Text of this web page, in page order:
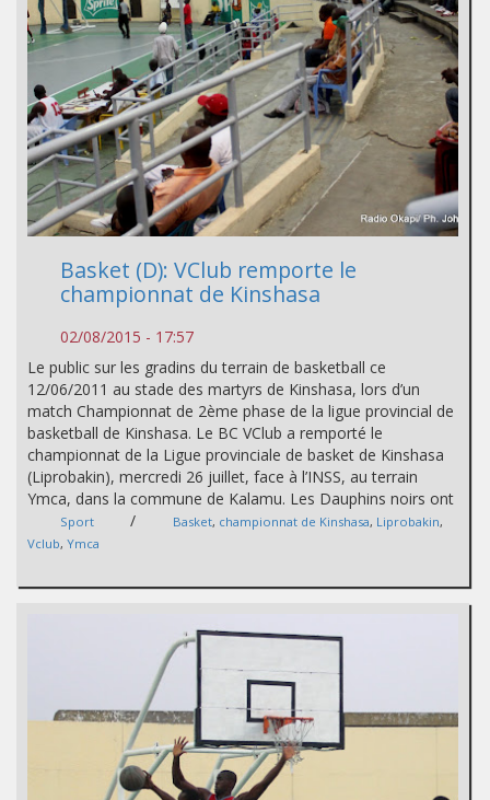
Basket (D): VClub remporte le
championnat de Kinshasa
02/08/2015 - 17:57
Le public sur les gradins du terrain de basketball ce
12/06/2011 au stade des martyrs de Kinshasa, lors d’un
match Championnat de 2ème phase de la ligue provincial de
basketball de Kinshasa. Le BC VClub a remporté le
championnat de la Ligue provinciale de basket de Kinshasa
(Liprobakin), mercredi 26 juillet, face à l’INSS, au terrain
Ymca, dans la commune de Kalamu. Les Dauphins noirs ont
Sport / Basket, championnat de Kinshasa, Liprobakin,
Vclub, Ymca